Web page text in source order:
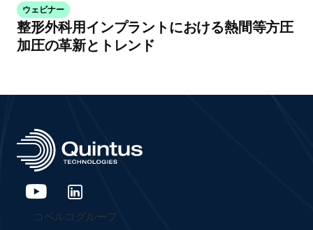
ウェビナー
整形外科用インプラントにおける熱間等方圧
加圧の革新とトレンド
コベルコグループ